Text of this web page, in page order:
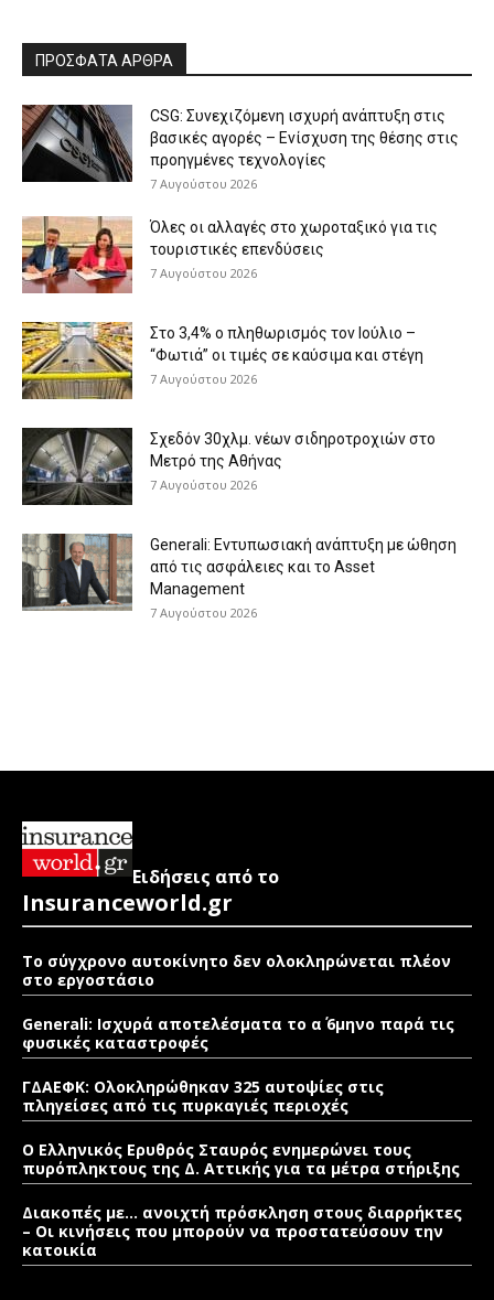
ΠΡΟΣΦΑΤΑ ΑΡΘΡΑ
CSG: Συνεχιζόμενη ισχυρή ανάπτυξη στις
βασικές αγορές – Ενίσχυση της θέσης στις
προηγμένες τεχνολογίες
7 Αυγούστου 2026
Όλες οι αλλαγές στο χωροταξικό για τις
τουριστικές επενδύσεις
7 Αυγούστου 2026
Στο 3,4% ο πληθωρισμός τον Ιούλιο –
“Φωτιά” οι τιμές σε καύσιμα και στέγη
7 Αυγούστου 2026
Σχεδόν 30χλμ. νέων σιδηροτροχιών στο
Μετρό της Αθήνας
7 Αυγούστου 2026
Generali: Eντυπωσιακή ανάπτυξη με ώθηση
από τις ασφάλειες και το Asset
Management
7 Αυγούστου 2026
Ειδήσεις από το
Insuranceworld.gr
Το σύγχρονο αυτοκίνητο δεν ολοκληρώνεται πλέον
στο εργοστάσιο
Generali: Ισχυρά αποτελέσματα το α΄ 6μηνο παρά τις
φυσικές καταστροφές
ΓΔΑΕΦΚ: Ολοκληρώθηκαν 325 αυτοψίες στις
πληγείσες από τις πυρκαγιές περιοχές
Ο Ελληνικός Ερυθρός Σταυρός ενημερώνει τους
πυρόπληκτους της Δ. Αττικής για τα μέτρα στήριξης
Διακοπές με… ανοιχτή πρόσκληση στους διαρρήκτες
– Οι κινήσεις που μπορούν να προστατεύσουν την
κατοικία